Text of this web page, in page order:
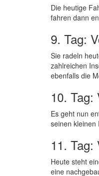
Die heutige
fahren dann
9. Tag:
Sie radeln
zahlreichen
ebenfalls die
10. Tag:
Es geht nun
seinen kleinen
11. Tag:
Heute steht
eine